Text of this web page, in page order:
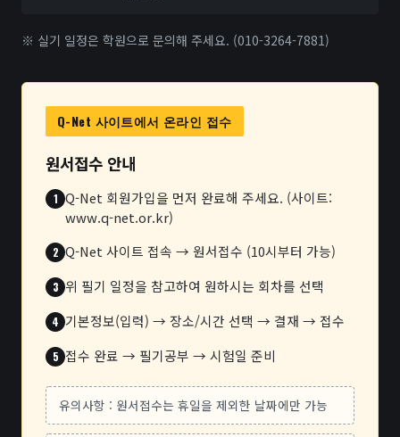
※ 실기 일정은 학원으로 문의해 주세요. (010-3264-7881)
Q-Net 사이트에서 온라인 접수
원서접수 안내
Q-Net 회원가입을 먼저 완료해 주세요. (사이트:
www.q-net.or.kr)
Q-Net 사이트 접속 → 원서접수 (10시부터 가능)
위 필기 일정을 참고하여 원하시는 회차를 선택
기본정보(입력) → 장소/시간 선택 → 결재 → 접수
접수 완료 → 필기공부 → 시험일 준비
유의사항 : 원서접수는 휴일을 제외한 날짜에만 가능